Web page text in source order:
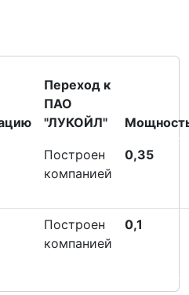
Переход к
ПАО
"ЛУКОЙЛ"
Построен
компанией
0,35
Построен
компанией
0,1